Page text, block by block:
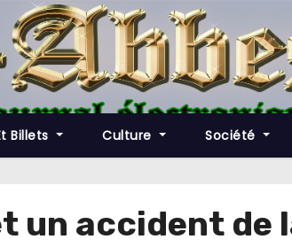
Billets Culture Société
un accident